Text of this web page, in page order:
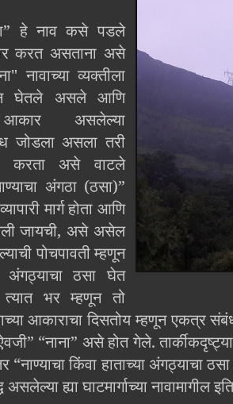
हे नाव कसे पडले
करत असताना असे
नावाच्या व्यक्तीला
घेतले असले आणि
असलेल्या
जोडला असला तरी
करता असे वाटले
अंगठा (ठसा)”
मार्ग होता आणि
जायची, असे असेल
पोचपावती म्हणून
अंगठ्याचा ठसा घेत
भर म्हणून तो
आकाराचा दिसतोय म्हणून एकत्र
“नाना” असे होत गेले.
किंवा हाताच्या अंगठ्याचा
असलेल्या ह्या घाटमार्गाच्या